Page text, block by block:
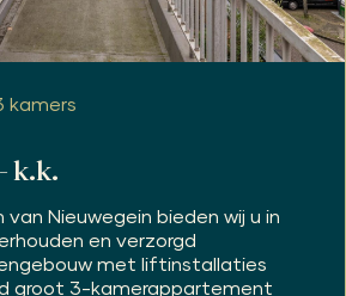
kamers
k.k.
Nieuwegein bieden wij u in
en verzorgd
met liftinstallaties
groot 3-kamerappartement